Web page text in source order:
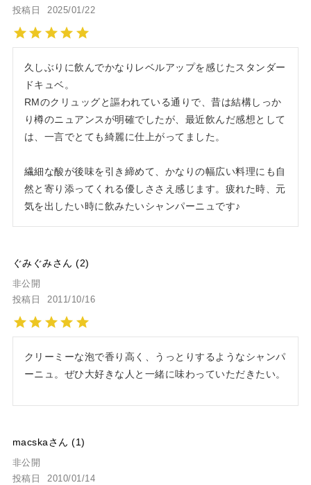
投稿日 2025/01/22
久しぶりに飲んでかなりレベルアップを感じたスタンダー
ドキュベ。
RMのクリュッグと謳われている通りで、昔は結構しっか
り樽のニュアンスが明確でしたが、最近飲んだ感想として
は、一言でとても綺麗に仕上がってました。
繊細な酸が後味を引き締めて、かなりの幅広い料理にも自
然と寄り添ってくれる優しささえ感じます。疲れた時、元
気を出したい時に飲みたいシャンパーニュです♪
ぐみぐみ 2
非公開
投稿日
2011/10/16
クリーミーな泡で香り高く、うっとりするようなシャンパ
ーニュ。ぜひ大好きな人と一緒に味わっていただきたい。
macska 1
非公開
投稿日
2010/01/14